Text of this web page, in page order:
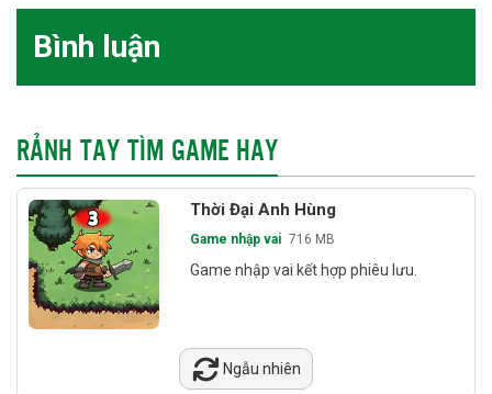
Bình luận
RẢNH TAY TÌM GAME HAY
Thời Đại Anh Hùng
Game nhập vai 716 MB
Game nhập vai kết hợp phiêu lưu.
Ngẫu nhiên